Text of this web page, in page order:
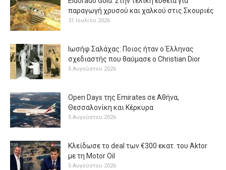
παραγωγή χρυσού και χαλκού στις Σκουριές
31 Ιουλίου 2026
Ιωσήφ Σαλάχας: Ποιος ήταν ο Έλληνας
σχεδιαστής που θαύμασε ο Christian Dior
5 Αυγούστου 2026
Open Days της Emirates σε Αθήνα,
Θεσσαλονίκη και Κέρκυρα
5 Αυγούστου 2026
Κλείδωσε το deal των €300 εκατ. του Aktor
με τη Μotor Oil
5 Αυγούστου 2026